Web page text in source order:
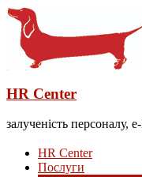
HR Center
залученість персоналу,
HR Center
Послуги